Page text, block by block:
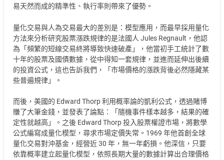
易天然而成的精準性、執行率則帶來了優勢。
量化交易與人為交易最大的差別是：模型應用，而最早採用量化
方法來分析研究股票漲跌規律的是法國人 Jules Regnault，他認
為「頻繁的短線交易終將導致快速破產」，他當初手工統計了數
十年的股票及國債數據，從中得知一套規律，並進而延伸出後續
的投資公式，這也告訴我們，「市場價格的漲跌背後必然隱藏某
些普遍規律」。
而後，美國的 Edward Thorp 利用概率論的凱利公式，透過賭博
賺了大筆金錢，並發表了論點：「隨機事件樣本越多，結果的確
定性就越高」。之後 Edward Thorp 投入股票權證市場，將數學
公式編寫成量化模型，尋求市場定價失常。1969 年他首創全球
量化交易對沖基金，經營近 30 年，無一年虧損。他深信，只要
依靠概率建立起量化模型，依照長期大量的數據計算出合理價格